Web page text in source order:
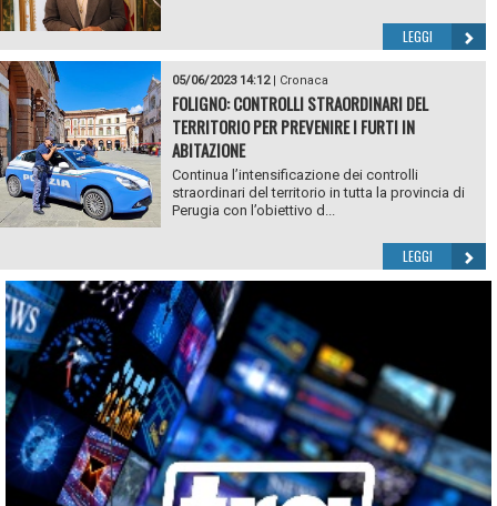
LEGGI
05/06/2023 14:12| Cronaca
FOLIGNO: CONTROLLI STRAORDINARI DEL
TERRITORIO PER PREVENIRE I FURTI IN
ABITAZIONE
Continua l’intensificazione dei controlli
straordinari del territorio in tutta la provincia di
Perugia con l’obiettivo d...
LEGGI